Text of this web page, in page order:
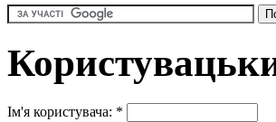
Ім'я користувача: *